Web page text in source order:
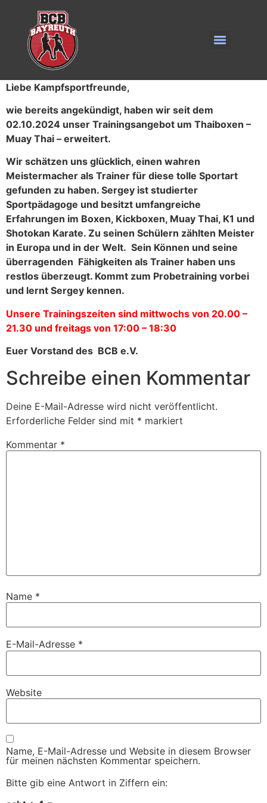
springen
Liebe Kampfsportfreunde,
wie bereits angekündigt, haben wir seit dem
02.10.2024 unser Trainingsangebot um Thaiboxen –
Muay Thai – erweitert.
Wir schätzen uns glücklich, einen wahren
Meistermacher als Trainer für diese tolle Sportart
gefunden zu haben. Sergey ist studierter
Sportpädagoge und besitzt umfangreiche
Erfahrungen im Boxen, Kickboxen, Muay Thai, K1 und
Shotokan Karate. Zu seinen Schülern zählten Meister
in Europa und in der Welt. Sein Können und seine
überragenden Fähigkeiten als Trainer haben uns
restlos überzeugt. Kommt zum Probetraining vorbei
und lernt Sergey kennen.
Unsere Trainingszeiten sind mittwochs von 20.00 –
21.30 und freitags von 17:00 – 18:30
Euer Vorstand des BCB e.V.
Schreibe einen Kommentar
Deine E-Mail-Adresse wird nicht veröffentlicht.
Erforderliche Felder sind mit * markiert
Kommentar *
Name *
E-Mail-Adresse *
Website
Name, E-Mail-Adresse und Website in diesem Browser
für meinen nächsten Kommentar speichern.
Bitte gib eine Antwort in Ziffern ein: